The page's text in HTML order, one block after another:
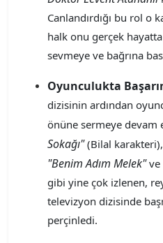
Canlandırdığı bu rol o
halk onu gerçek
sevmeye ve bağrına
Oyunculukta
dizisinin ardından
önüne sermeye devam
Sokağı"(Bilal karakteri),
"Benim Adım Melek"ve
gibi yine çok izlenen,
televizyon dizisinde
perçinledi.